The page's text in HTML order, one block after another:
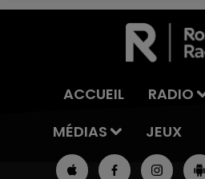
ACCUEIL RADIO
MÉDIAS
JEUX